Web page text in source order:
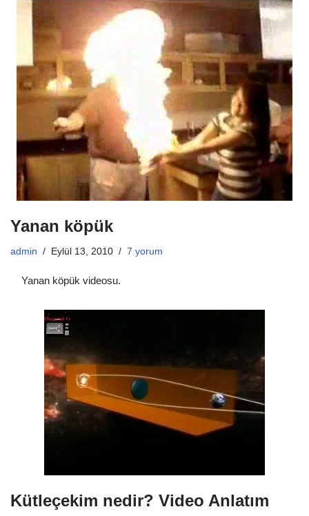
Yanan köpük
admin Eylül 13, 2010 7 yorum
Yanan köpük videosu.
Kütleçekim nedir? Video Anlatım